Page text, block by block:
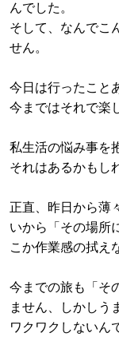
んでした。
そして、なんでこ
せん。
今日は行ったこと
今まではそれで楽
私生活の悩み事を
それはあるかもし
正直、昨日から薄
いから「その場所
こか作業感の拭え
今までの旅も「そ
ません、しかしう
ワクワクしないん